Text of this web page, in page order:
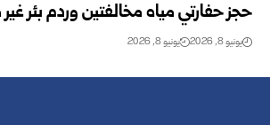
حجز حفارتي مياه مخالفتين وردم بئر
يونيو 8, 2026 يونيو 8, 2026